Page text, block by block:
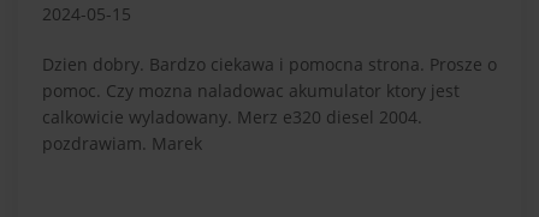
2024-05-15
Dzien dobry. Bardzo ciekawa i pomocna strona. Prosze o
pomoc. Czy mozna naladowac akumulator ktory jest
calkowicie wyladowany. Merz e320 diesel 2004.
pozdrawiam. Marek